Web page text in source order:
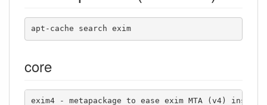
apt-cache search exim
core
exim4 - metapackage to ease exim MTA (v4)